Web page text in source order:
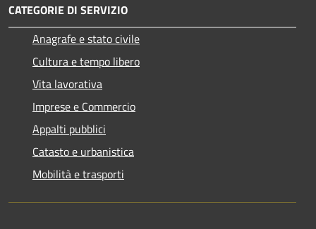
CATEGORIE DI SERVIZIO
Anagrafe e stato civile
Cultura e tempo libero
Vita lavorativa
Imprese e Commercio
Appalti pubblici
Catasto e urbanistica
Mobilità e trasporti